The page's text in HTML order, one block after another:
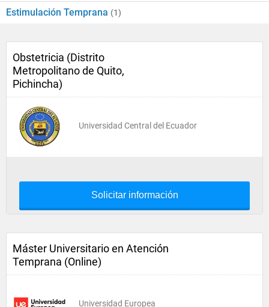
Estimulación Temprana (1)
Obstetricia (Distrito
Metropolitano de Quito,
Pichincha)
Universidad Central del Ecuador
Solicitar información
Máster Universitario en Atención
Temprana (Online)
Universidad Europea